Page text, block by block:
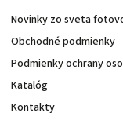
Novinky zo sveta
Obchodné podmienky
Podmienky ochrany
Katalóg
Kontakty